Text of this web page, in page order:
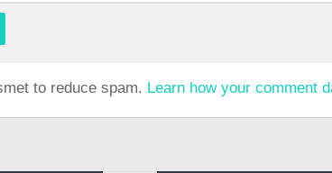
to reduce spam. Learn how your comment